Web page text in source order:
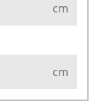
cm
cm